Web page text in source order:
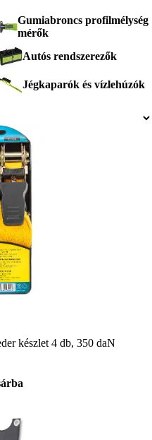
a guminyomásmérő,
vagy házi kedvencek
FIELDMANN terméket
amelyek garantálják a
a maximális
Gumiabroncs profilmélység
mérők
Autós rendszerezők
Jégkaparók és vízlehúzók
készlet 4 db, 350 daN